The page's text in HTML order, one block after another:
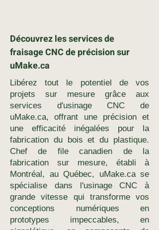
Découvrez les services de
fraisage CNC de précision sur
uMake.ca
Libérez tout le potentiel de vos
projets sur mesure grâce aux
services d'usinage CNC de
uMake.ca, offrant une précision et
une efficacité inégalées pour la
fabrication du bois et du plastique.
Chef de file canadien de la
fabrication sur mesure, établi à
Montréal, au Québec, uMake.ca se
spécialise dans l'usinage CNC à
grande vitesse qui transforme vos
conceptions numériques en
prototypes impeccables, en